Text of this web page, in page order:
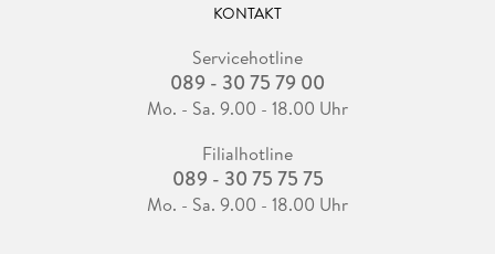
KONTAKT
Servicehotline
089 - 30 75 79 00
Mo. - Sa. 9.00 - 18.00 Uhr
Filialhotline
089 - 30 75 75 75
Mo. - Sa. 9.00 - 18.00 Uhr